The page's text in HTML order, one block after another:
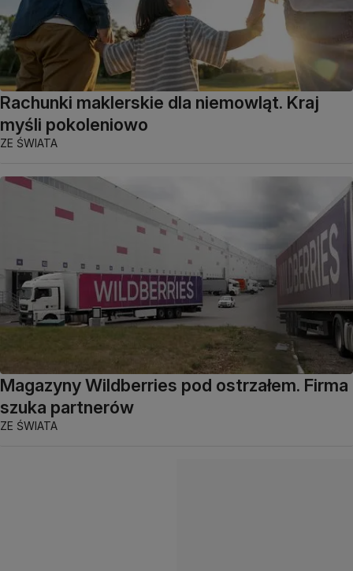
Rachunki maklerskie dla niemowląt. Kraj
myśli pokoleniowo
ZE ŚWIATA
Magazyny Wildberries pod ostrzałem. Firma
szuka partnerów
ZE ŚWIATA